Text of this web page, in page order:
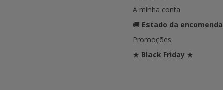
A minha conta
🚚 Estado da encomenda
Promoções
★ Black Friday ★